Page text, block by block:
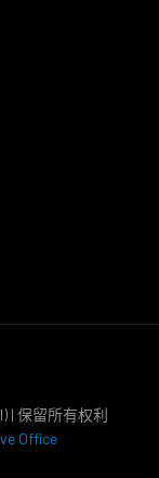
| 保留所有权利
Office